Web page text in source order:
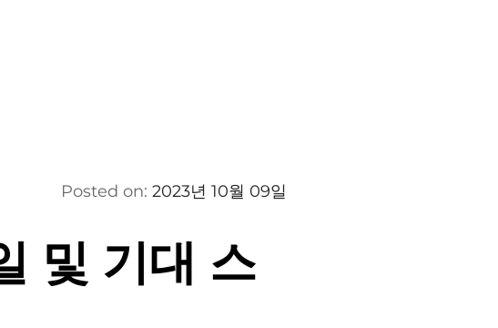
Posted on: 2023년 10월 09일
및 기대 스